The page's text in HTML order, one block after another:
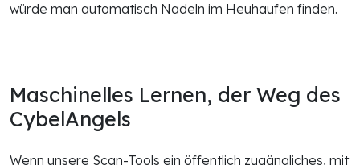
würde man automatisch Nadeln im Heuhaufen finden.
Maschinelles Lernen, der Weg des
CybelAngels
Wenn unsere Scan-Tools ein öffentlich zugängliches, mit